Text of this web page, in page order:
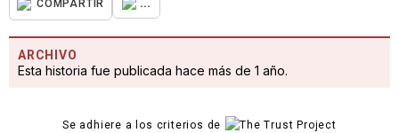
COMPARTIR
ARCHIVO
Esta historia fue publicada hace más de 1 año.
Se adhiere a los criterios de